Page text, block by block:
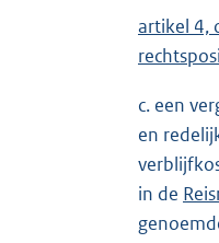
artikel 4,
c. een
en
in de